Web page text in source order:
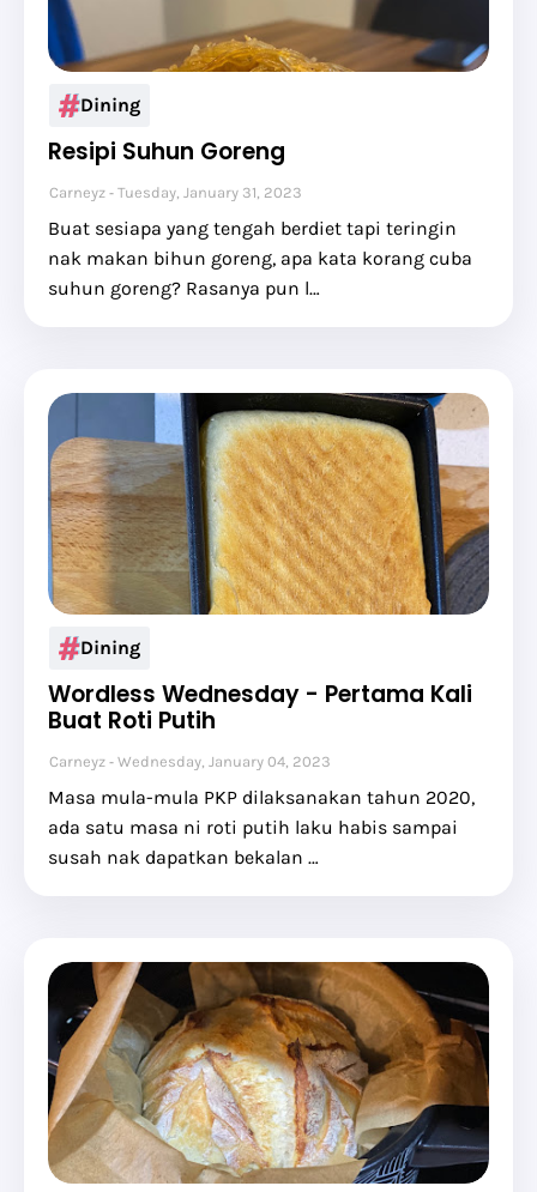
Dining
Resipi Suhun Goreng
Carneyz Tuesday, January 31, 2023
Buat sesiapa yang tengah berdiet tapi teringin
nak makan bihun goreng, apa kata korang cuba
suhun goreng? Rasanya pun l…
Dining
Wordless Wednesday - Pertama Kali
Buat Roti Putih
Carneyz Wednesday, January 04, 2023
Masa mula-mula PKP dilaksanakan tahun 2020,
ada satu masa ni roti putih laku habis sampai
susah nak dapatkan bekalan …